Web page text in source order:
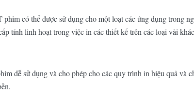
có thể được sử dụng cho một loạt các ứng dụng trong
tính linh hoạt trong việc in các thiết kế trên các loại vải
dễ sử dụng và cho phép cho các quy trình in hiệu quả và